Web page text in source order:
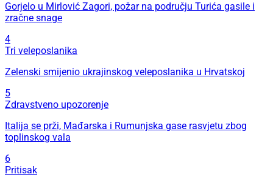
Gorjelo u Mirlović Zagori, požar na području Turića gasile i
zračne snage
4
Tri veleposlanika
Zelenski smijenio ukrajinskog veleposlanika u Hrvatskoj
5
Zdravstveno upozorenje
Italija se prži, Mađarska i Rumunjska gase rasvjetu zbog
toplinskog vala
6
Pritisak